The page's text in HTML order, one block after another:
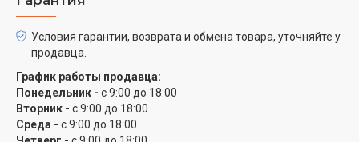
Условия гарантии, возврата и обмена товара, уточняйте у
продавца.
График работы продавца:
Понедельник - с 9:00 до 18:00
Вторник - с 9:00 до 18:00
Среда - с 9:00 до 18:00